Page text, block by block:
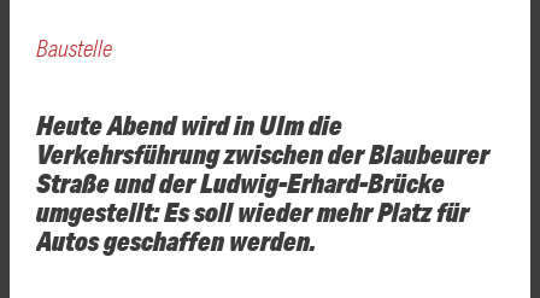
Baustelle
Heute Abend wird in UIm die
Verkehrsführung zwischen der Blaubeurer
Straße und der Ludwig-Erhard-Brücke
umgestellt: Es soll wieder mehr Platz für
Autos geschaffen werden.